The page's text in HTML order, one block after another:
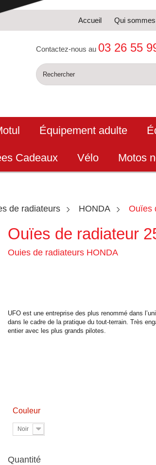
Accueil Qui
Contactez-nous au 03 26 55
Équipement adulte
Cadeaux Vélo Motos
de radiateurs HONDA Ouïes
Ouïes de radiateur
Ouies de radiateurs HONDA
UFO est une entreprise des plus renommé dans
dans le cadre de la pratique du tout-terrain. Très
entier avec les plus grands pilotes.
Couleur
Noir
Quantité